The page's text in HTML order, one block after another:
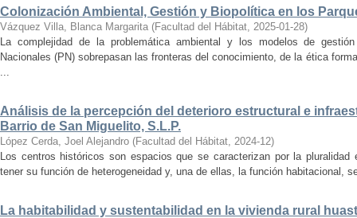
Colonización Ambiental, Gestión y Biopolítica en los
Vázquez Villa, Blanca Margarita (Facultad del Hábitat, 2025-01-28)
La complejidad de la problemática ambiental y los modelos de
Nacionales (PN) sobrepasan las fronteras del conocimiento, de la ética
...
Análisis de la percepción del deterioro estructural e
Barrio de San Miguelito, S.L.P.
López Cerda, Joel Alejandro (Facultad del Hábitat, 2024-12)
Los centros históricos son espacios que se caracterizan por la
tener su función de heterogeneidad y, una de ellas, la función habitacional,
La habitabilidad y sustentabilidad en la vivienda rural